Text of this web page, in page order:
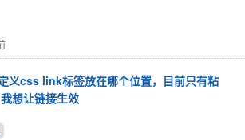
义css link标签放在哪个位置，目前只有粘
想让链接生效